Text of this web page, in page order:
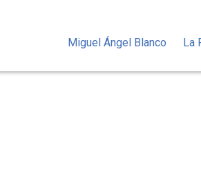
Miguel Ángel Blanco La